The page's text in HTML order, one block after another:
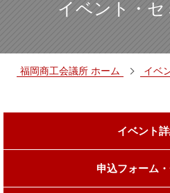
イベント・セ
福岡商工会議所 ホーム イベ
イベント
申込フォーム